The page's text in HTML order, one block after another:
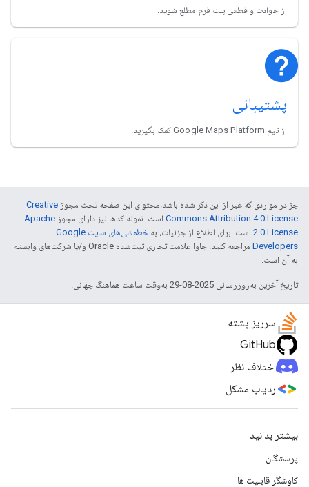
از حوادث و قطعی پلت فرم مطلع شوید.
پشتیبانی
از تیم Google Maps Platform کمک بگیرید.
جز در مواردی که غیر از این ذکر شده باشد،‌محتوای این صفحه تحت مجوز Creative
Commons Attribution 4.0 License است. نمونه کدها نیز دارای مجوز Apache
2.0 License است. برای اطلاع از جزئیات، به
خطمشی‌های سایت Google
Developers‏
مراجعه کنید. جاوا علامت تجاری ثبت‌شده Oracle و/یا شرکت‌های وابسته
به آن است.
تاریخ آخرین به‌روزرسانی 2025-08-29 به‌وقت ساعت هماهنگ جهانی.
سرریز پشته
GitHub
اختلاف نظر
ردیاب مشکل
بیشتر بدانید
پرسشگان
کاوشگر قابلیت ها